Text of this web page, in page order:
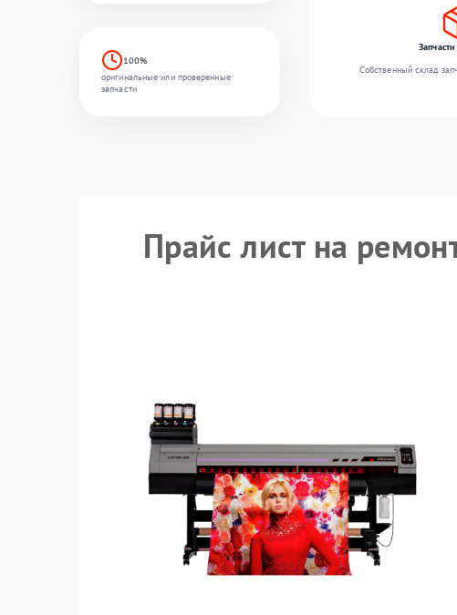
100%
оригинальные или проверенные
запчасти
Собственный склад
Прайс лист на